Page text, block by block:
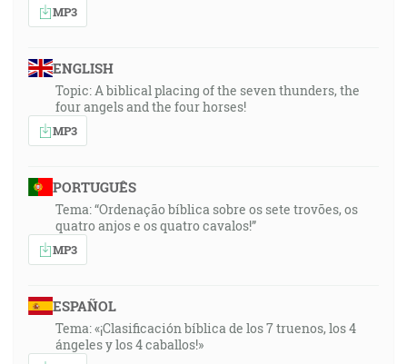
MP3
ENGLISH
Topic: A biblical placing of the seven thunders, the
four angels and the four horses!
MP3
PORTUGUÊS
Tema: “Ordenação bíblica sobre os sete trovões, os
quatro anjos e os quatro cavalos!”
MP3
ESPAÑOL
Tema: «¡Clasificación bíblica de los 7 truenos, los 4
ángeles y los 4 caballos!»